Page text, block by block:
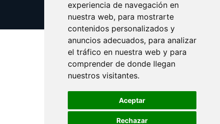
experiencia de navegación en
nuestra web, para mostrarte
contenidos personalizados y
anuncios adecuados, para analizar
el tráfico en nuestra web y para
comprender de donde llegan
nuestros visitantes.
Aceptar
Rechazar
Copyright © 2025 devolver.es